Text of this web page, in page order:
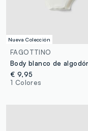
Nueva Colección
FAGOTTINO
€ 9,95
1 Colores